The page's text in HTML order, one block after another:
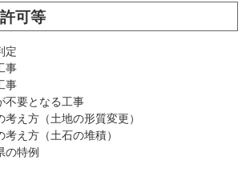
可等
定
事
事
不要となる工事
え方（土地の形質変更）
え方（土石の堆積）
の特例